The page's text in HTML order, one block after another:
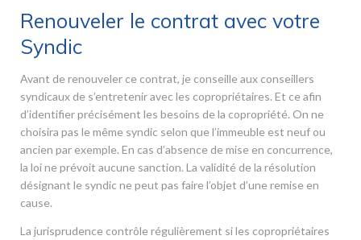
Renouveler le contrat avec votre
Syndic
Avant de renouveler ce contrat, je conseille aux conseillers
syndicaux de s’entretenir avec les copropriétaires. Et ce afin
d’identifier précisément les besoins de la copropriété. On ne
choisira pas le même syndic selon que l’immeuble est neuf ou
ancien par exemple. En cas d’absence de mise en concurrence,
la loi ne prévoit aucune sanction. La validité de la résolution
désignant le syndic ne peut pas faire l’objet d’une remise en
cause.
La jurisprudence contrôle régulièrement si les copropriétaires